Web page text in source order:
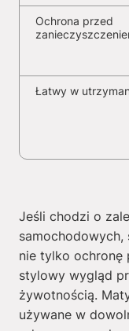
Ochrona przed
Łatwy w
Jeśli chodzi o
samochodowych,
nie tylko ochronę
stylowy wygląd
żywotnością.
używane w